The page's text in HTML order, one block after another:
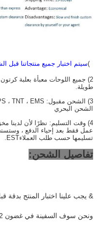
سيتم اختبار جميع منتجاتنا قبل
2) جميع اللوحات معبأة بعلبة
طويلة.
الشحن البحري
عمل فقط بعد إحياء الدفع ،
تسليمها حسب طلب العملاءEST.
تفاصيل الشحن:
& يجب علينا اختبار المنتج
ونحن سوف السفينة في غضون 2 أيام عمل بعد تلقي الدفع.